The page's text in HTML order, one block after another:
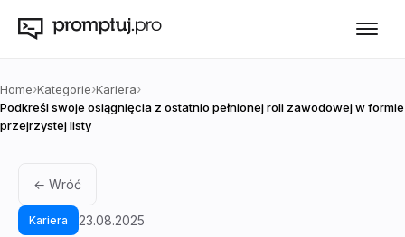
Home›Kategorie›Kariera›
Podkreśl swoje osiągnięcia z ostatnio pełnionej roli zawodowej w formie
przejrzystej listy
← Wróć
Kariera 23.08.2025